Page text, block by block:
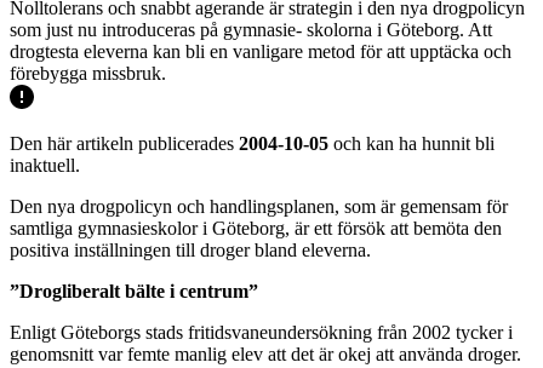
Nolltolerans och snabbt agerande är strategin i den nya drogpolicyn
som just nu introduceras på gymnasie- skolorna i Göteborg. Att
drogtesta eleverna kan bli en vanligare metod för att upptäcka och
förebygga missbruk.
Den här artikeln publicerades 2004-10-05 och kan ha hunnit bli
inaktuell.
Den nya drogpolicyn och handlingsplanen, som är gemensam för
samtliga gymnasieskolor i Göteborg, är ett försök att bemöta den
positiva inställningen till droger bland eleverna.
”Drogliberalt bälte i centrum”
Enligt Göteborgs stads fritidsvaneundersökning från 2002 tycker i
genomsnitt var femte manlig elev att det är okej att använda droger.